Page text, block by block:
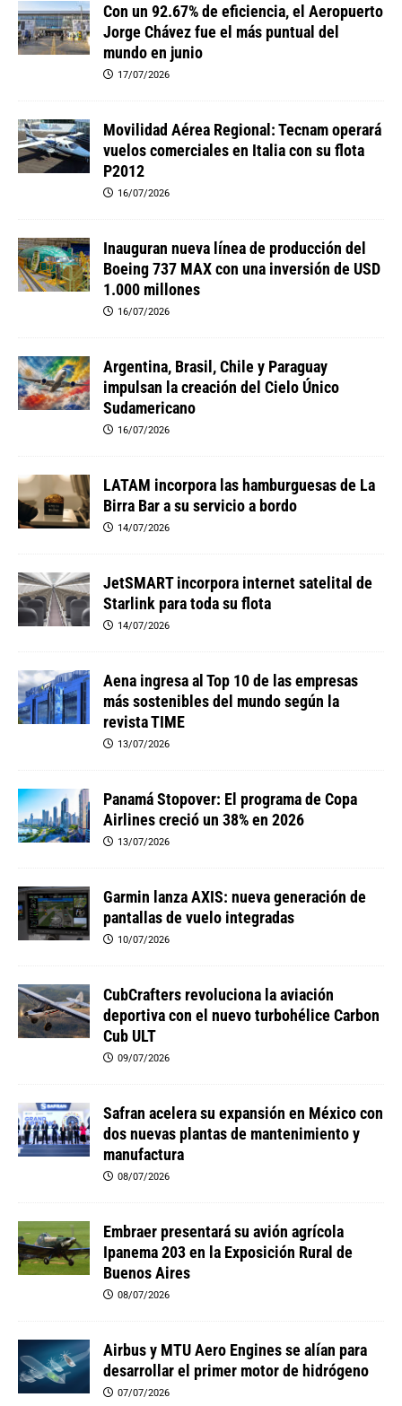
Con un 92.67% de eficiencia, el Aeropuerto
Jorge Chávez fue el más puntual del
mundo en junio
17/07/2026
Movilidad Aérea Regional: Tecnam operará
vuelos comerciales en Italia con su flota
P2012
16/07/2026
Inauguran nueva línea de producción del
Boeing 737 MAX con una inversión de USD
1.000 millones
16/07/2026
Argentina, Brasil, Chile y Paraguay
impulsan la creación del Cielo Único
Sudamericano
16/07/2026
LATAM incorpora las hamburguesas de La
Birra Bar a su servicio a bordo
14/07/2026
JetSMART incorpora internet satelital de
Starlink para toda su flota
14/07/2026
Aena ingresa al Top 10 de las empresas
más sostenibles del mundo según la
revista TIME
13/07/2026
Panamá Stopover: El programa de Copa
Airlines creció un 38% en 2026
13/07/2026
Garmin lanza AXIS: nueva generación de
pantallas de vuelo integradas
10/07/2026
CubCrafters revoluciona la aviación
deportiva con el nuevo turbohélice Carbon
Cub ULT
09/07/2026
Safran acelera su expansión en México con
dos nuevas plantas de mantenimiento y
manufactura
08/07/2026
Embraer presentará su avión agrícola
Ipanema 203 en la Exposición Rural de
Buenos Aires
08/07/2026
Airbus y MTU Aero Engines se alían para
desarrollar el primer motor de hidrógeno
07/07/2026